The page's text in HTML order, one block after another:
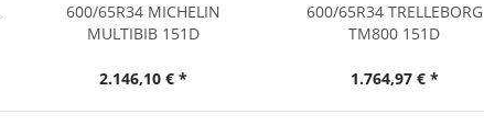
600/65R34 MICHELIN
MULTIBIB 151D
2.146,10 € *
600/65R34 TRELLEBORG
TM800 151D
1.764,97 € *